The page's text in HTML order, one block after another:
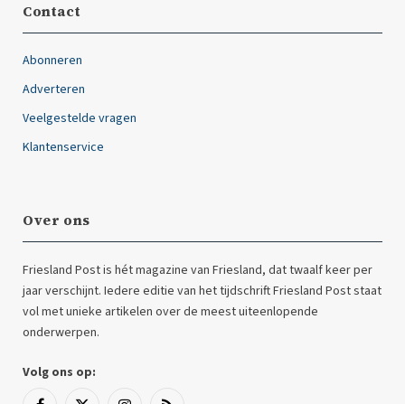
Contact
Abonneren
Adverteren
Veelgestelde vragen
Klantenservice
Over ons
Friesland Post is hét magazine van Friesland, dat twaalf keer per
jaar verschijnt. Iedere editie van het tijdschrift Friesland Post staat
vol met unieke artikelen over de meest uiteenlopende
onderwerpen.
Volg ons op: